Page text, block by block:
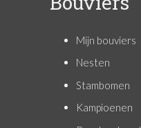
Mijn bouviers
Nesten
Stambomen
Kampioenen